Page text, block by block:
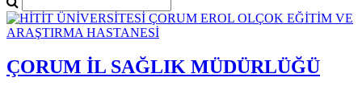
ÇORUM İL SAĞLIK MÜDÜRLÜĞÜ